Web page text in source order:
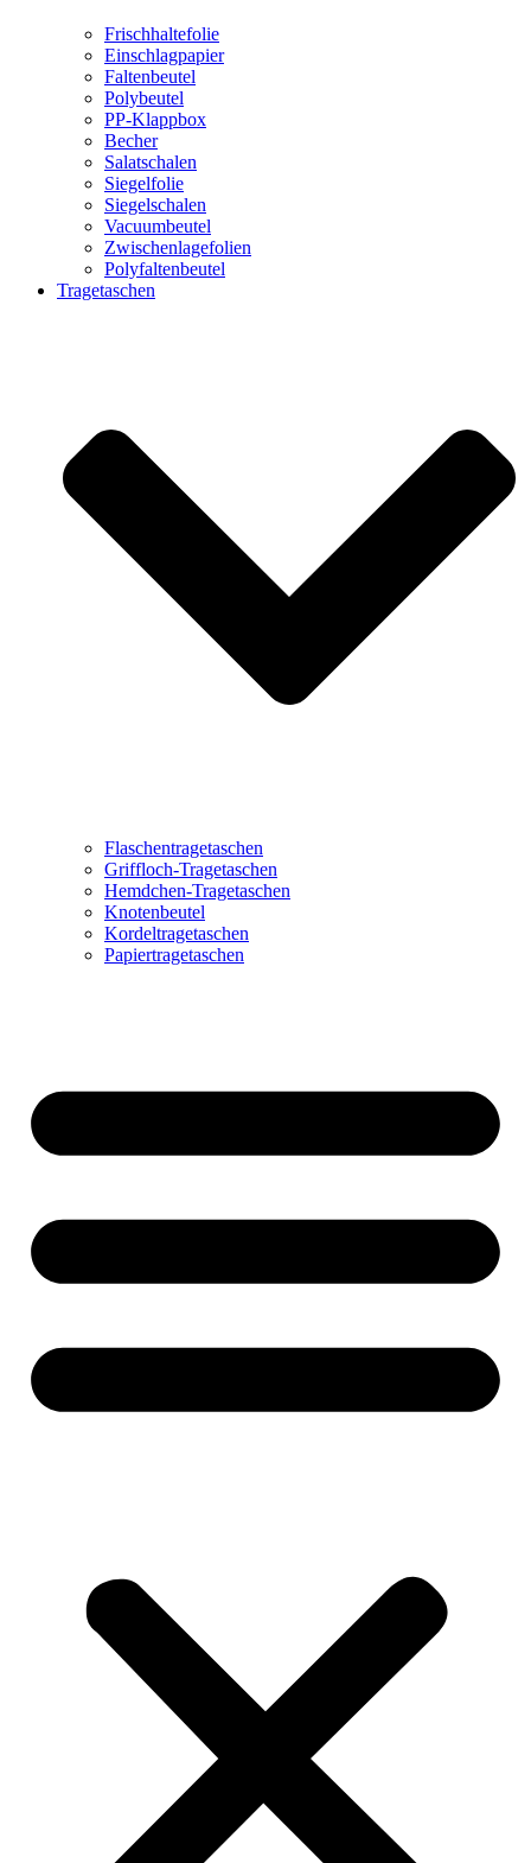
Frischhaltefolie
Einschlagpapier
Faltenbeutel
Polybeutel
PP-Klappbox
Becher
Salatschalen
Siegelfolie
Siegelschalen
Vacuumbeutel
Zwischenlagefolien
Polyfaltenbeutel
Tragetaschen
Flaschentragetaschen
Griffloch-Tragetaschen
Hemdchen-Tragetaschen
Knotenbeutel
Kordeltragetaschen
Papiertragetaschen